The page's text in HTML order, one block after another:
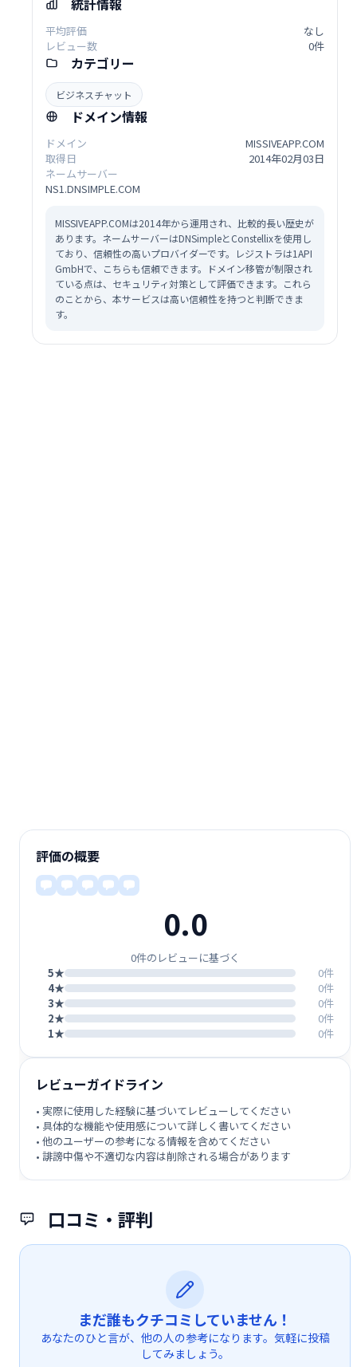
統計情報
平均評価
なし
レビュー数
0件
カテゴリー
ビジネスチャット
ドメイン情報
ドメイン
MISSIVEAPP.COM
取得日
2014年02月03日
ネームサーバー
NS1.DNSIMPLE.COM
MISSIVEAPP.COMは2014年から運用され、比較的長い歴史が
あります。ネームサーバーはDNSimpleとConstellixを使用し
ており、信頼性の高いプロバイダーです。レジストラは1API
GmbHで、こちらも信頼できます。ドメイン移管が制限され
ている点は、セキュリティ対策として評価できます。これら
のことから、本サービスは高い信頼性を持つと判断できま
す。
口コミ・評判
まだ誰もクチコミしていません！
あなたのひと言が、他の人の参考になります。気軽に投稿
してみましょう。
評価の概要
0.0
0件のレビューに基づく
5★
0件
4★
0件
3★
0件
2★
0件
1★
0件
レビューガイドライン
• 実際に使用した経験に基づいてレビューしてください
• 具体的な機能や使用感について詳しく書いてください
• 他のユーザーの参考になる情報を含めてください
• 誹謗中傷や不適切な内容は削除される場合があります